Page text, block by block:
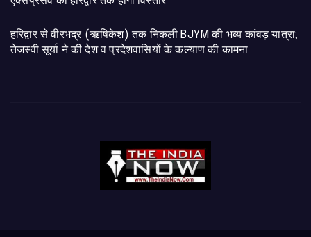
​हरिद्वार से वीरभद्र (ऋषिकेश) तक निकली BJYM की भव्य कांवड़ यात्रा;
तेजस्वी सूर्या ने की देश व प्रदेशवासियों के कल्याण की कामना